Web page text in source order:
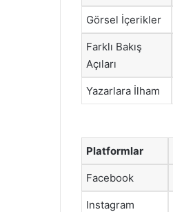
Görsel İçerikler
Farklı Bakış
Açıları
Yazarlara İlham
Platformlar
Facebook
Instagram